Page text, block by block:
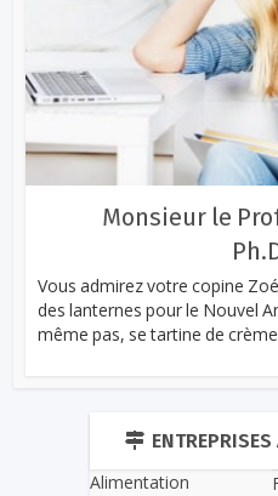
Monsieur le
Vous admirez votre copine
des lanternes pour le Nouvel
même pas, se tartine de
Alimentation